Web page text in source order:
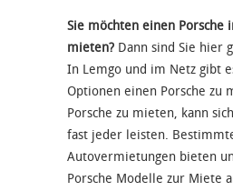
Sie möchten einen Porsche
mieten? Dann sind Sie hier
In Lemgo und im Netz gibt
Optionen einen Porsche zu
Porsche zu mieten, kann
fast jeder leisten.
Autovermietungen bieten
Porsche Modelle zur Miete